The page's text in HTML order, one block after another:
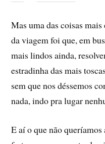
Mas uma das coisas
da viagem foi que, em
mais lindos ainda,
estradinha das mais
sem que nos déssemos
nada, indo pra lugar
E aí­ o que não